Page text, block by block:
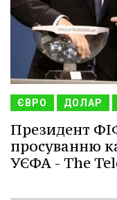
ЄВРО ДОЛАР
Президент
просуванню
УЄФА - The